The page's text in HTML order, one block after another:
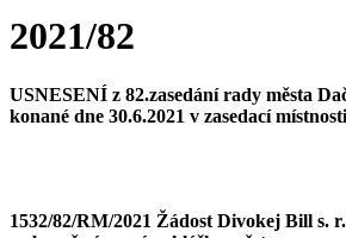
2021/82
USNESENÍ z 82.zasedání rady města
konané dne 30.6.2021 v zasedací
1532/82/RM/2021 Žádost Divokej Bill s.